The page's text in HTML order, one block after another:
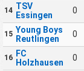
14 TSV
Essingen
0
15 Young Boys
Reutlingen
0
16 FC
Holzhausen
0